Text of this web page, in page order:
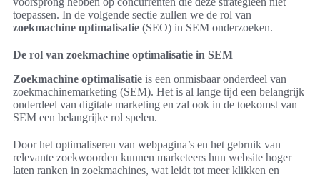
toepassen. In de volgende sectie zullen we de rol van
zoekmachine optimalisatie (SEO) in SEM onderzoeken.
De rol van zoekmachine optimalisatie in SEM
Zoekmachine optimalisatie is een onmisbaar onderdeel van
zoekmachinemarketing (SEM). Het is al lange tijd een belangrijk
onderdeel van digitale marketing en zal ook in de toekomst van
SEM een belangrijke rol spelen.
Door het optimaliseren van webpagina’s en het gebruik van
relevante zoekwoorden kunnen marketeers hun website hoger
laten ranken in zoekmachines, wat leidt tot meer klikken en